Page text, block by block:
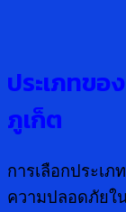
ประเภทขอ
ภูเก็ต
การเลือกประเ
ความปลอดภัยใ